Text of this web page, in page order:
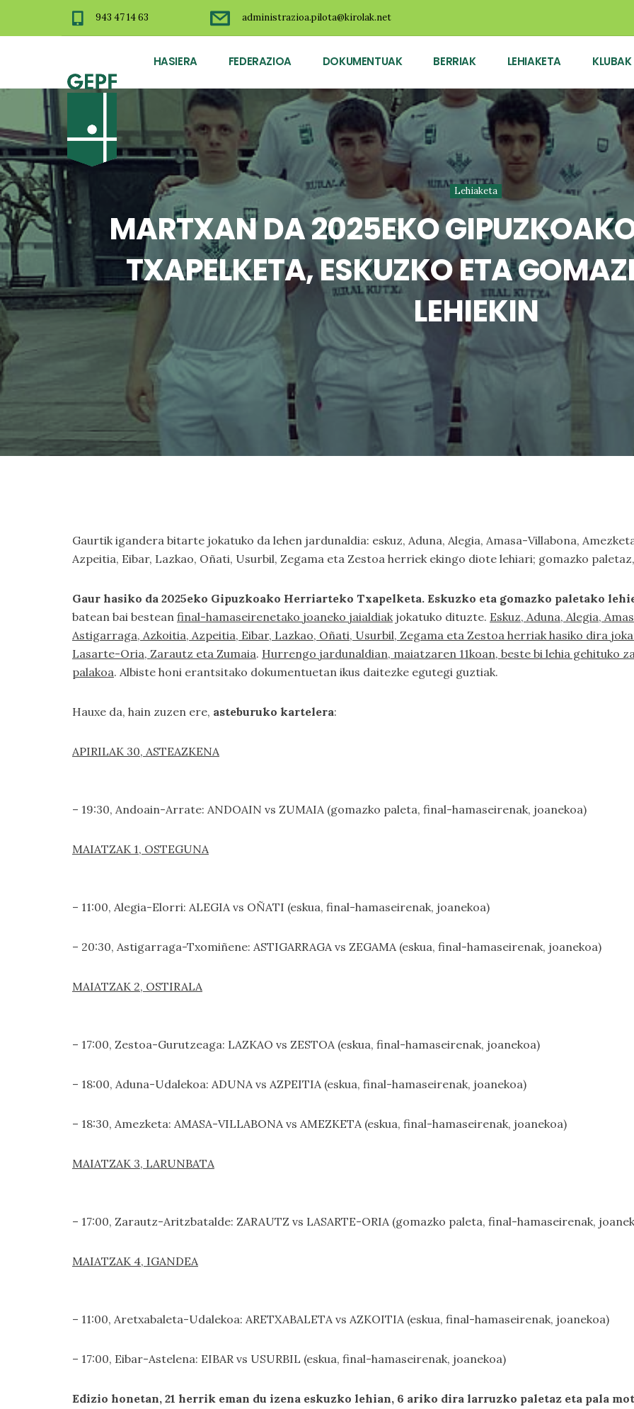
943 47 14 63 administrazioa.pilota@kirolak.net
HASIERA FEDERAZIOA DOKUMENTUAK BERRIAK LEHIAKETA KLUBAK
Lehiaketa
MARTXAN DA 2025EKO
TXAPELKETA, ESKUZKO ETA
LEHIEKIN
Gaurtik igandera bitarte jokatuko da lehen jardunaldia: eskuz, Aduna, Alegia, Amasa-Villabona,
Azpeitia, Eibar, Lazkao, Oñati, Usurbil, Zegama eta Zestoa herriek ekingo diote lehiari; gomazko
Gaur hasiko da 2025eko Gipuzkoako Herriarteko Txapelketa. Eskuzko eta gomazko paletako
batean bai bestean final-hamaseirenetako joaneko jaialdiakjokatuko dituzte. Eskuz, Aduna, Alegia,
Astigarraga, Azkoitia, Azpeitia, Eibar, Lazkao, Oñati, Usurbil, Zegama eta Zestoa herriak hasiko dira
Lasarte-Oria, Zarautz eta Zumaia. Hurrengo jardunaldian, maiatzaren 11koan, beste bi lehia gehituko
palakoa. Albiste honi erantsitako dokumentuetan ikus daitezke egutegi guztiak.
Hauxe da, hain zuzen ere, asteburuko kartelera:
APIRILAK 30, ASTEAZKENA
– 19:30, Andoain-Arrate: ANDOAIN vs ZUMAIA (gomazko paleta, final-hamaseirenak, joanekoa)
MAIATZAK 1, OSTEGUNA
– 11:00, Alegia-Elorri: ALEGIA vs OÑATI (eskua, final-hamaseirenak, joanekoa)
– 20:30, Astigarraga-Txomiñene: ASTIGARRAGA vs ZEGAMA (eskua, final-hamaseirenak, joanekoa)
MAIATZAK 2, OSTIRALA
– 17:00, Zestoa-Gurutzeaga: LAZKAO vs ZESTOA (eskua, final-hamaseirenak, joanekoa)
– 18:00, Aduna-Udalekoa: ADUNA vs AZPEITIA (eskua, final-hamaseirenak, joanekoa)
– 18:30, Amezketa: AMASA-VILLABONA vs AMEZKETA (eskua, final-hamaseirenak, joanekoa)
MAIATZAK 3, LARUNBATA
– 17:00, Zarautz-Aritzbatalde: ZARAUTZ vs LASARTE-ORIA (gomazko paleta, final-hamaseirenak,
MAIATZAK 4, IGANDEA
– 11:00, Aretxabaleta-Udalekoa: ARETXABALETA vs AZKOITIA (eskua, final-hamaseirenak, joanekoa)
– 17:00, Eibar-Astelena: EIBAR vs USURBIL (eskua, final-hamaseirenak, joanekoa)
Edizio honetan, 21 herrik eman du izena eskuzko lehian, 6 ariko dira larruzko paletaz eta pala